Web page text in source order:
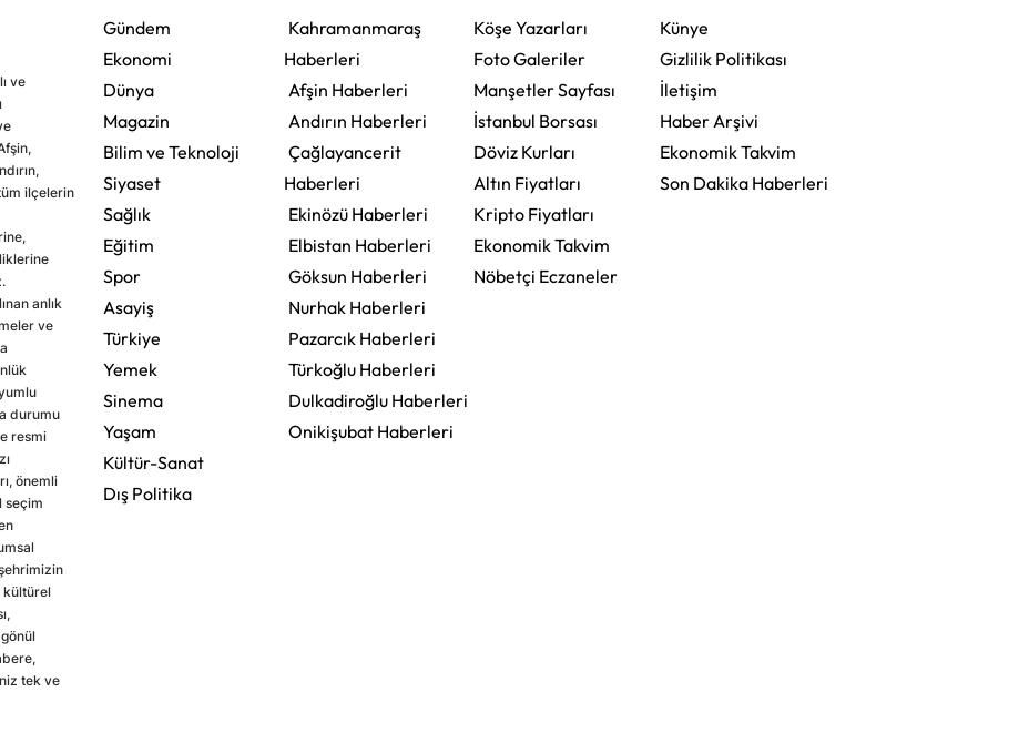
ve
ilçelerin
anlık
ve
durumu
resmi
önemli
seçim
kültürel
tek ve
Gündem
Ekonomi
Dünya
Magazin
Bilim ve Teknoloji
Siyaset
Sağlık
Eğitim
Spor
Asayiş
Türkiye
Yemek
Sinema
Yaşam
Kültür-Sanat
Dış Politika
Kahramanmaraş
Haberleri
Afşin Haberleri
Andırın Haberleri
Çağlayancerit
Haberleri
Ekinözü Haberleri
Elbistan Haberleri
Göksun Haberleri
Nurhak Haberleri
Pazarcık Haberleri
Türkoğlu Haberleri
Dulkadiroğlu Haberleri
Onikişubat Haberleri
Köşe Yazarları
Foto Galeriler
Manşetler Sayfası
İstanbul Borsası
Döviz Kurları
Altın Fiyatları
Kripto Fiyatları
Ekonomik Takvim
Nöbetçi Eczaneler
Künye
Gizlilik Politikası
İletişim
Haber Arşivi
Ekonomik Takvim
Son Dakika Haberleri